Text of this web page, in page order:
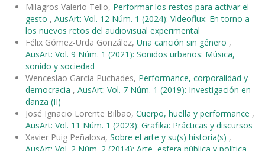
Milagros Valerio Tello, Performar los restos para activar el
gesto , AusArt: Vol. 12 Núm. 1 (2024): Videoflux: En torno a
los nuevos retos del audiovisual experimental
Félix Gómez-Urda González, Una canción sin género ,
AusArt: Vol. 9 Núm. 1 (2021): Sonidos urbanos: Música,
sonido y sociedad
Wenceslao García Puchades, Performance, corporalidad y
democracia , AusArt: Vol. 7 Núm. 1 (2019): Investigación en
danza (II)
José Ignacio Lorente Bilbao, Cuerpo, huella y performance ,
AusArt: Vol. 11 Núm. 1 (2023): Grafika: Prácticas y discursos
Xavier Puig Peñalosa, Sobre el arte y su(s) historia(s) ,